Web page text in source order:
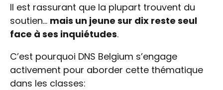
Il est rassurant que la plupart trouvent du
soutien… mais un jeune sur dix reste seul
face à ses inquiétudes.
C’est pourquoi DNS Belgium s’engage
activement pour aborder cette thématique
dans les classes: